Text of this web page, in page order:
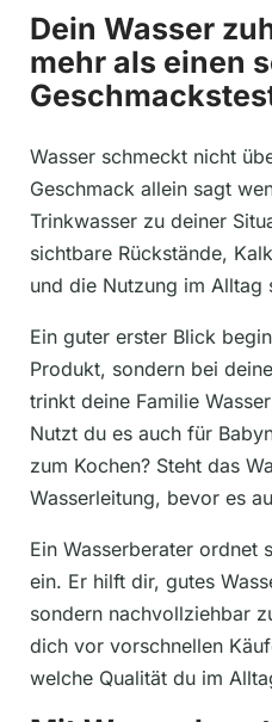
Dein Wasser
mehr als einen
Wasser schmeckt nicht
Geschmack allein sagt
Trinkwasser zu deiner
sichtbare Rückstände,
und die Nutzung im Alltag
Ein guter erster Blick
Produkt, sondern bei
trinkt deine Familie
Nutzt du es auch für
zum Kochen? Steht das
Wasserleitung, bevor es
Ein Wasserberater ordnet
ein. Er hilft dir, gutes
sondern nachvollziehbar
dich vor vorschnellen
welche Qualität du im